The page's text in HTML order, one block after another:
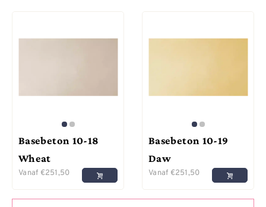
Basebeton 10-18
Wheat
Vanaf €251,50
Basebeton 10-19
Daw
Vanaf €251,50